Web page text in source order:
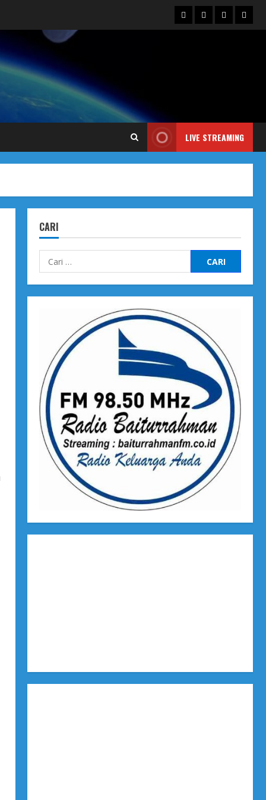
Blog Contact
Us
Siaran
Iklan
LIVE STREAMING
CARI
Cari
untuk: